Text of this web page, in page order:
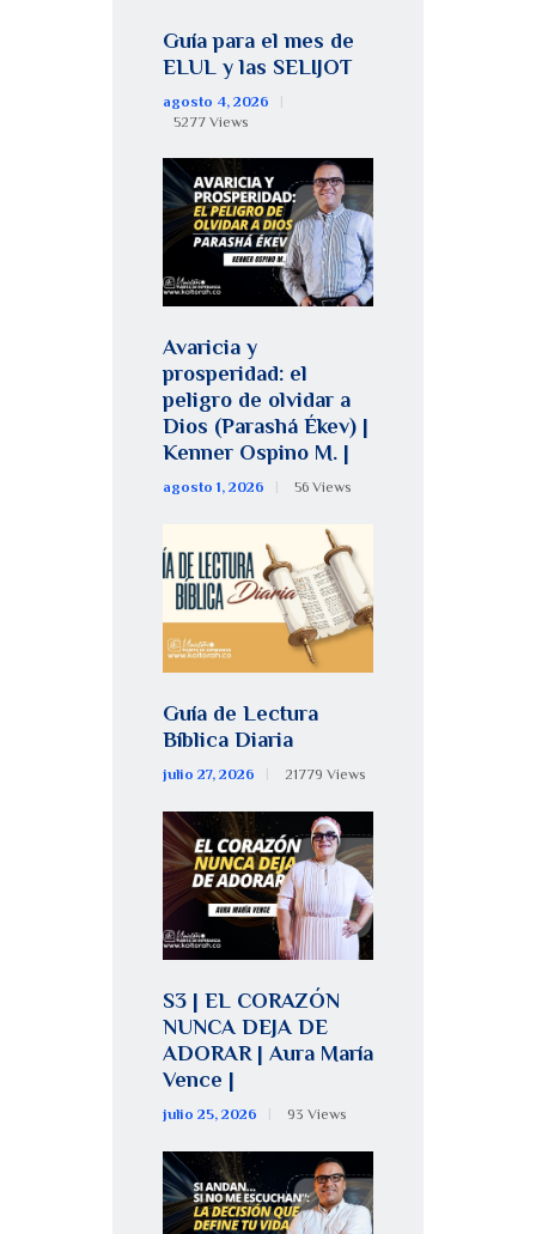
Guía para el mes de
ELUL y las SELIJOT
agosto 4, 2026
5277 Views
Avaricia y
prosperidad: el
peligro de olvidar a
Dios (Parashá Ékev) |
Kenner Ospino M. |
agosto 1, 2026 56 Views
Guía de Lectura
Bíblica Diaria
julio 27, 2026 21779 Views
S3 | EL CORAZÓN
NUNCA DEJA DE
ADORAR | Aura María
Vence |
julio 25, 2026 93 Views